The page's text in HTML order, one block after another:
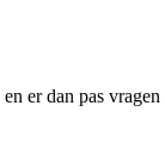
er dan pas vragen